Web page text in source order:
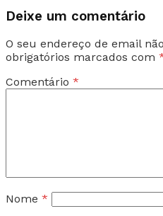
Deixe um comentário
O seu endereço de email
obrigatórios marcados com
Comentário *
Nome *